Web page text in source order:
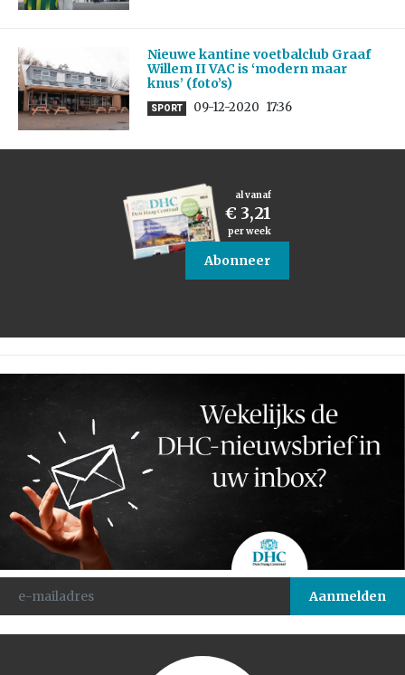
Nieuwe kantine voetbalclub Graaf
Willem II VAC is ‘modern maar
knus’ (foto’s)
SPORT 09-12-2020 17:36
al vanaf
€ 3,21
per week
Abonneer